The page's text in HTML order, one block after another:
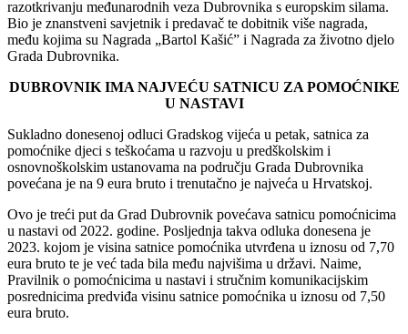
razotkrivanju međunarodnih veza Dubrovnika s europskim silama.
Bio je znanstveni savjetnik i predavač te dobitnik više nagrada,
među kojima su Nagrada „Bartol Kašić” i Nagrada za životno djelo
Grada Dubrovnika.
DUBROVNIK IMA NAJVEĆU SATNICU ZA POMOĆNIKE
U NASTAVI
Sukladno donesenoj odluci Gradskog vijeća u petak, satnica za
pomoćnike djeci s teškoćama u razvoju u predškolskim i
osnovnoškolskim ustanovama na području Grada Dubrovnika
povećana je na 9 eura bruto i trenutačno je najveća u Hrvatskoj.
Ovo je treći put da Grad Dubrovnik povećava satnicu pomoćnicima
u nastavi od 2022. godine. Posljednja takva odluka donesena je
2023. kojom je visina satnice pomoćnika utvrđena u iznosu od 7,70
eura bruto te je već tada bila među najvišima u državi. Naime,
Pravilnik o pomoćnicima u nastavi i stručnim komunikacijskim
posrednicima predviđa visinu satnice pomoćnika u iznosu od 7,50
eura bruto.